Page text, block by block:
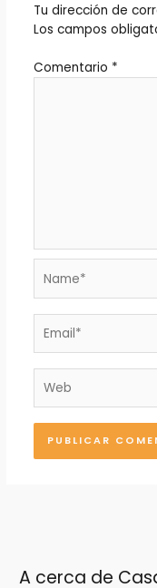
Tu dirección de
Los campos
Comentario *
A cerca de